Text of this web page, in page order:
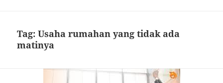
Tag:Usaha rumahan yang tidak ada
matinya